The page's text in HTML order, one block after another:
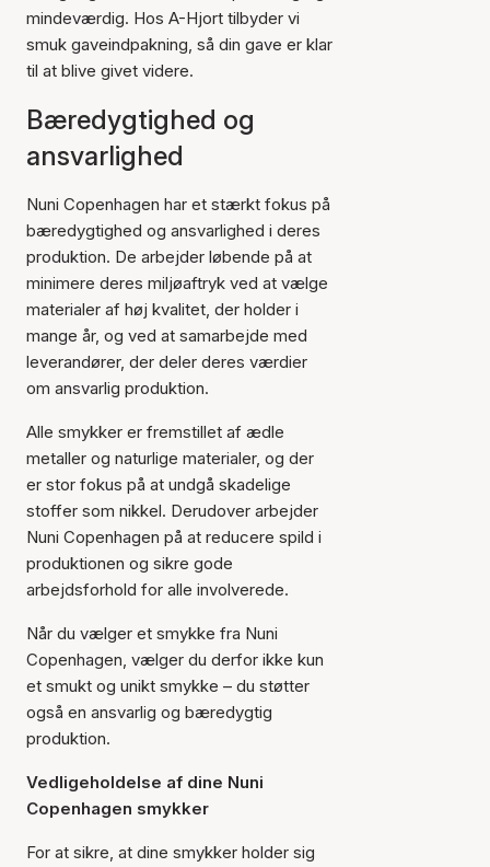
mindeværdig. Hos A-Hjort tilbyder vi
smuk gaveindpakning, så din gave er klar
til at blive givet videre.
Bæredygtighed og
ansvarlighed
Nuni Copenhagen har et stærkt fokus på
bæredygtighed og ansvarlighed i deres
produktion. De arbejder løbende på at
minimere deres miljøaftryk ved at vælge
materialer af høj kvalitet, der holder i
mange år, og ved at samarbejde med
leverandører, der deler deres værdier
om ansvarlig produktion.
Alle smykker er fremstillet af ædle
metaller og naturlige materialer, og der
er stor fokus på at undgå skadelige
stoffer som nikkel. Derudover arbejder
Nuni Copenhagen på at reducere spild i
produktionen og sikre gode
arbejdsforhold for alle involverede.
Når du vælger et smykke fra Nuni
Copenhagen, vælger du derfor ikke kun
et smukt og unikt smykke – du støtter
også en ansvarlig og bæredygtig
produktion.
Vedligeholdelse af dine Nuni
Copenhagen smykker
For at sikre, at dine smykker holder sig